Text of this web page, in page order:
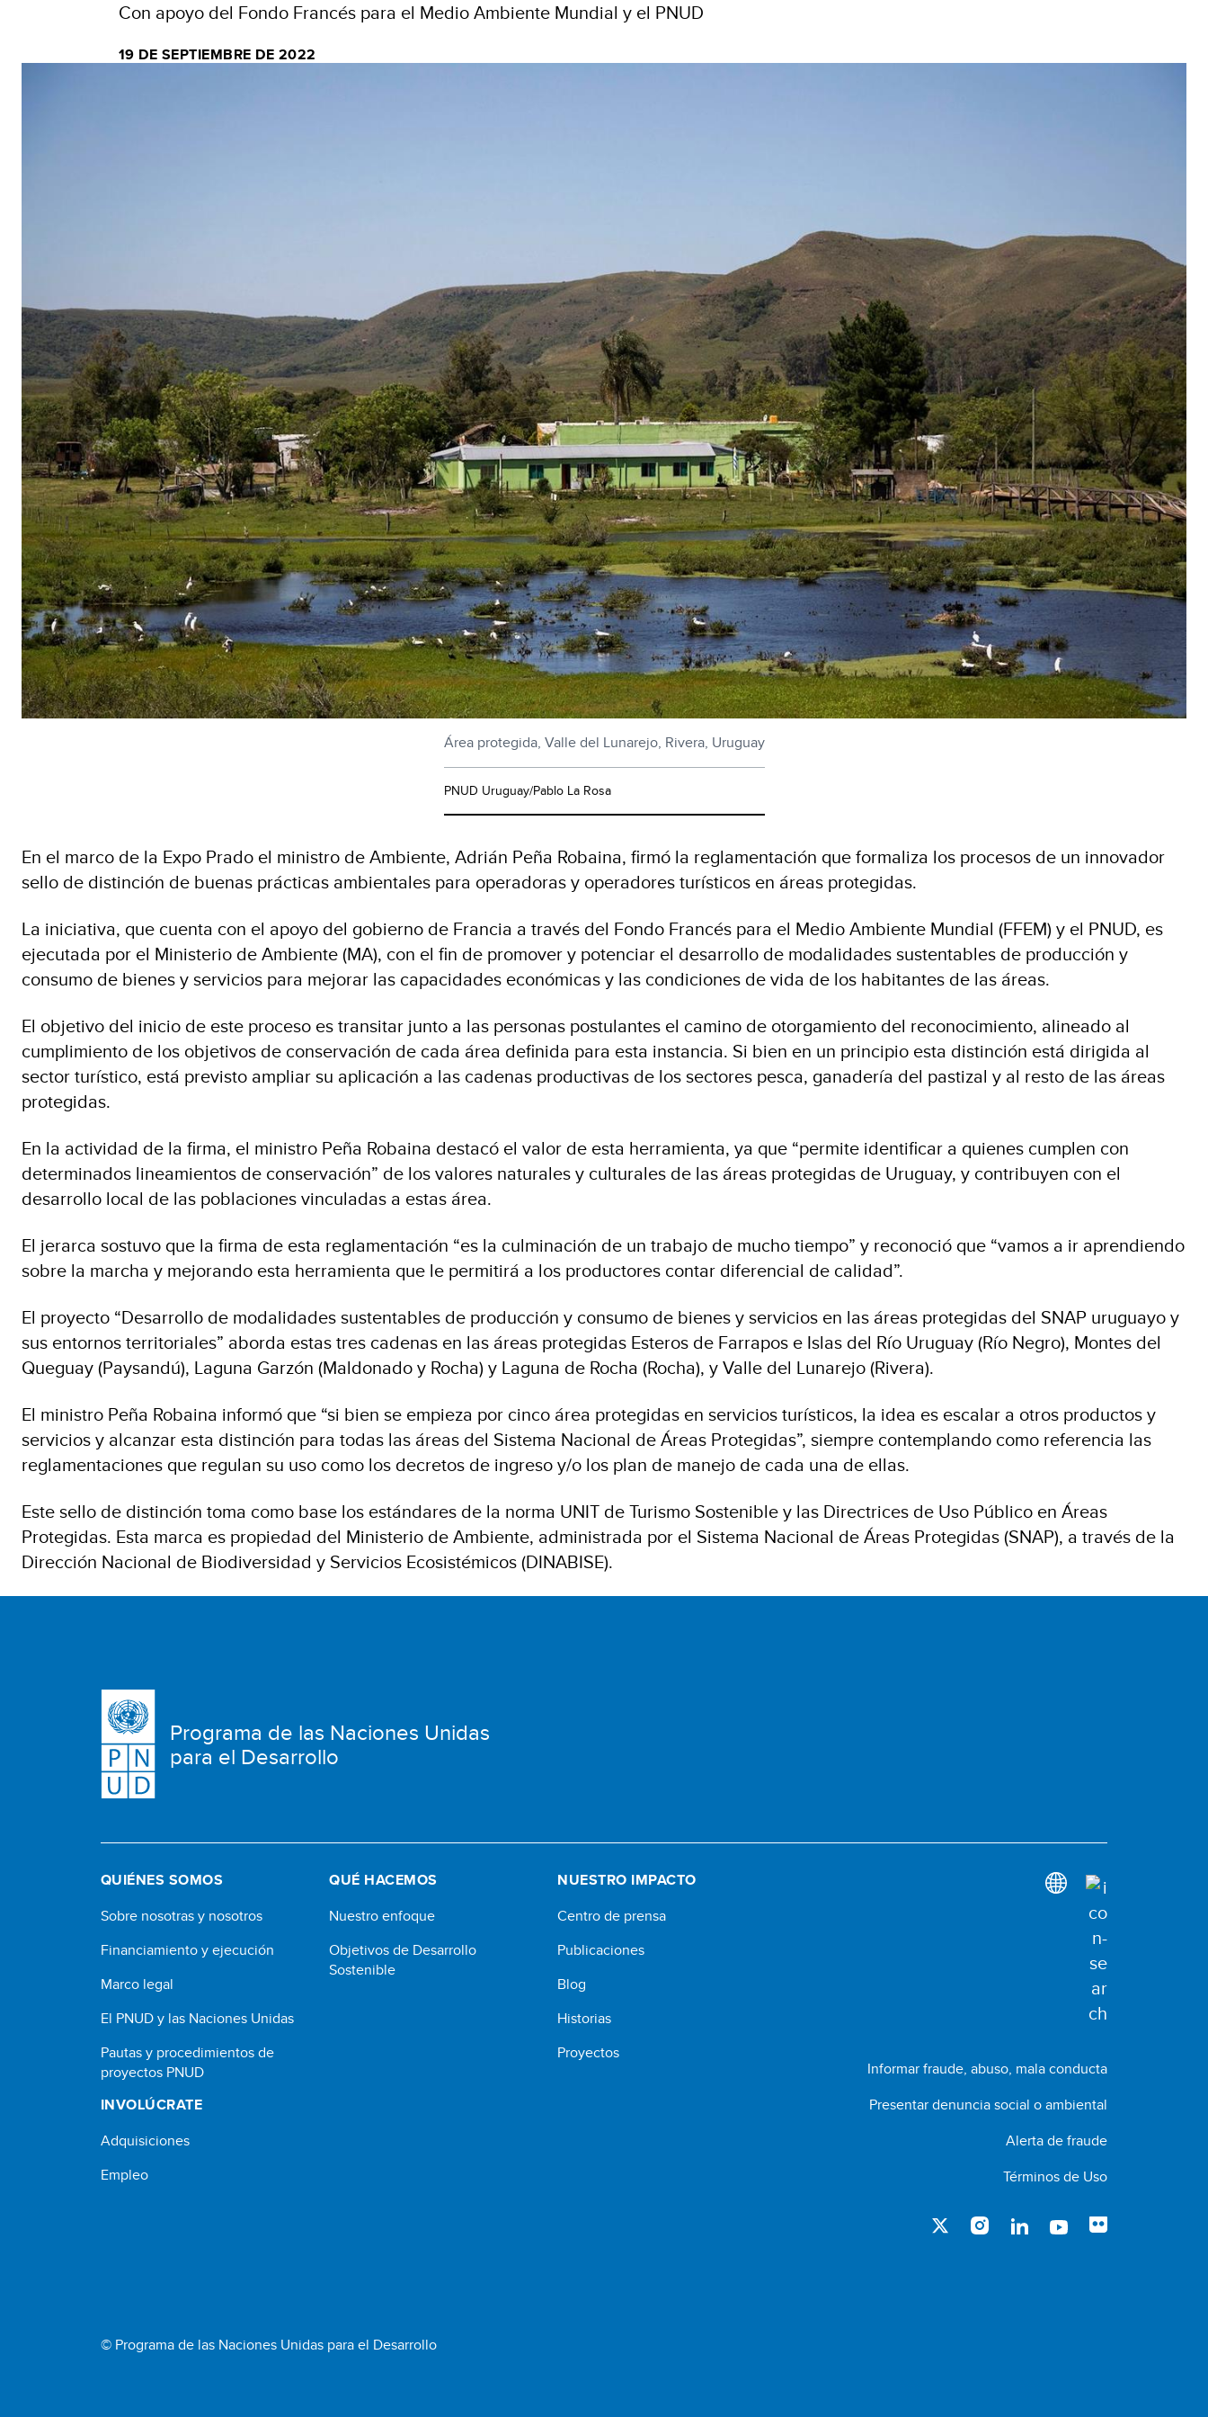
Con apoyo del Fondo Francés para el Medio Ambiente Mundial y el PNUD
19 DE SEPTIEMBRE DE 2022
Área protegida, Valle del Lunarejo, Rivera, Uruguay
PNUD Uruguay/Pablo La Rosa
En el marco de la Expo Prado el ministro de Ambiente, Adrián Peña Robaina, firmó la reglamentación que formaliza los procesos de un innovador
sello de distinción de buenas prácticas ambientales para operadoras y operadores turísticos en áreas protegidas.
La iniciativa, que cuenta con el apoyo del gobierno de Francia a través del Fondo Francés para el Medio Ambiente Mundial (FFEM) y el PNUD, es
ejecutada por el Ministerio de Ambiente (MA), con el fin de promover y potenciar el desarrollo de modalidades sustentables de producción y
consumo de bienes y servicios para mejorar las capacidades económicas y las condiciones de vida de los habitantes de las áreas.
El objetivo del inicio de este proceso es transitar junto a las personas postulantes el camino de otorgamiento del reconocimiento, alineado al
cumplimiento de los objetivos de conservación de cada área definida para esta instancia. Si bien en un principio esta distinción está dirigida al
sector turístico, está previsto ampliar su aplicación a las cadenas productivas de los sectores pesca, ganadería del pastizal y al resto de las áreas
protegidas.
En la actividad de la firma, el ministro Peña Robaina destacó el valor de esta herramienta, ya que “permite identificar a quienes cumplen con
determinados lineamientos de conservación” de los valores naturales y culturales de las áreas protegidas de Uruguay, y contribuyen con el
desarrollo local de las poblaciones vinculadas a estas área.
El jerarca sostuvo que la firma de esta reglamentación “es la culminación de un trabajo de mucho tiempo” y reconoció que “vamos a ir aprendiendo
sobre la marcha y mejorando esta herramienta que le permitirá a los productores contar diferencial de calidad”.
El proyecto “Desarrollo de modalidades sustentables de producción y consumo de bienes y servicios en las áreas protegidas del SNAP uruguayo y
sus entornos territoriales” aborda estas tres cadenas en las áreas protegidas Esteros de Farrapos e Islas del Río Uruguay (Río Negro), Montes del
Queguay (Paysandú), Laguna Garzón (Maldonado y Rocha) y Laguna de Rocha (Rocha), y Valle del Lunarejo (Rivera).
El ministro Peña Robaina informó que “si bien se empieza por cinco área protegidas en servicios turísticos, la idea es escalar a otros productos y
servicios y alcanzar esta distinción para todas las áreas del Sistema Nacional de Áreas Protegidas”, siempre contemplando como referencia las
reglamentaciones que regulan su uso como los decretos de ingreso y/o los plan de manejo de cada una de ellas.
Este sello de distinción toma como base los estándares de la norma UNIT de Turismo Sostenible y las Directrices de Uso Público en Áreas
Protegidas. Esta marca es propiedad del Ministerio de Ambiente, administrada por el Sistema Nacional de Áreas Protegidas (SNAP), a través de la
Dirección Nacional de Biodiversidad y Servicios Ecosistémicos (DINABISE).
Programa de las Naciones Unidas
para el Desarrollo
QUIÉNES SOMOS
Sobre nosotras y nosotros
Financiamiento y ejecución
Marco legal
El PNUD y las Naciones Unidas
Pautas y procedimientos de
proyectos PNUD
QUÉ HACEMOS
Nuestro enfoque
Objetivos de Desarrollo
Sostenible
NUESTRO IMPACTO
Centro de prensa
Publicaciones
Blog
Historias
Proyectos
INVOLÚCRATE
Adquisiciones
Empleo
Informar fraude, abuso, mala conducta
Presentar denuncia social o ambiental
Alerta de fraude
Términos de Uso
© Programa de las Naciones Unidas para el Desarrollo